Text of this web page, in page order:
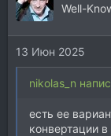
Well-
13 Июн 2025
nikolas_n
есть ее
конвертации в